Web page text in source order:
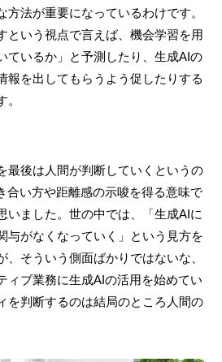
方法が重要になっているわけです。
という視点で言えば、機会学習を用
ているか」と予測したり、生成AIの
報を出してもらうよう促したりする
最後は人間が判断していくというの
合い方や距離感の示唆を得る意味で
いました。世の中では、「生成AIに
与がなくなっていく」という見方を
、そういう側面ばかりではないな、
ィブ業務に生成AIの活用を始めてい
を判断するのは結局のところ人間の